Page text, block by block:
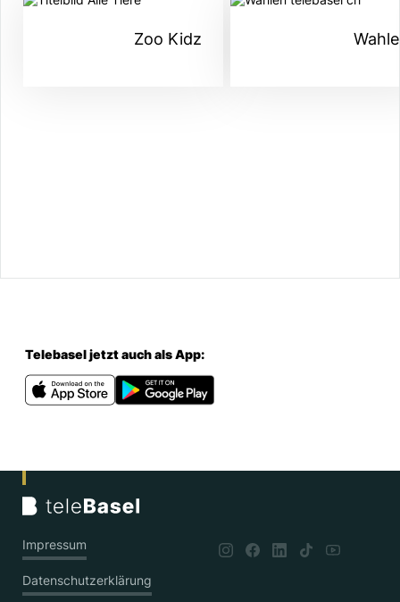
Zoo Kidz
Telebasel jetzt auch als App:
Impressum
Datenschutzerklärung